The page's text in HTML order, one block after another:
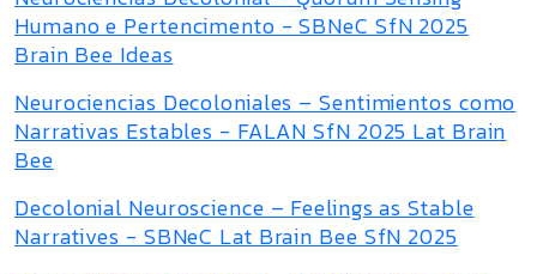
Humano e Pertencimento - SBNeC SfN 2025
Brain Bee Ideas
Neurociencias Decoloniales – Sentimientos como
Narrativas Estables - FALAN SfN 2025 Lat Brain
Bee
Decolonial Neuroscience – Feelings as Stable
Narratives - SBNeC Lat Brain Bee SfN 2025